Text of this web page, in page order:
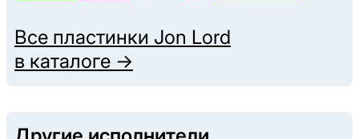
Все пластинки Jon Lord
в каталоге →